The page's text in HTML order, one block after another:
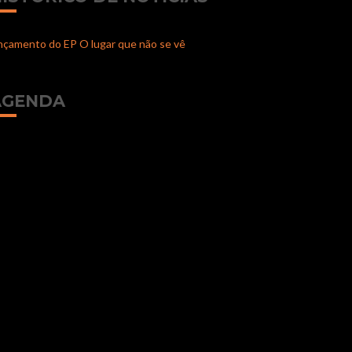
do EP O lugar que não se vê